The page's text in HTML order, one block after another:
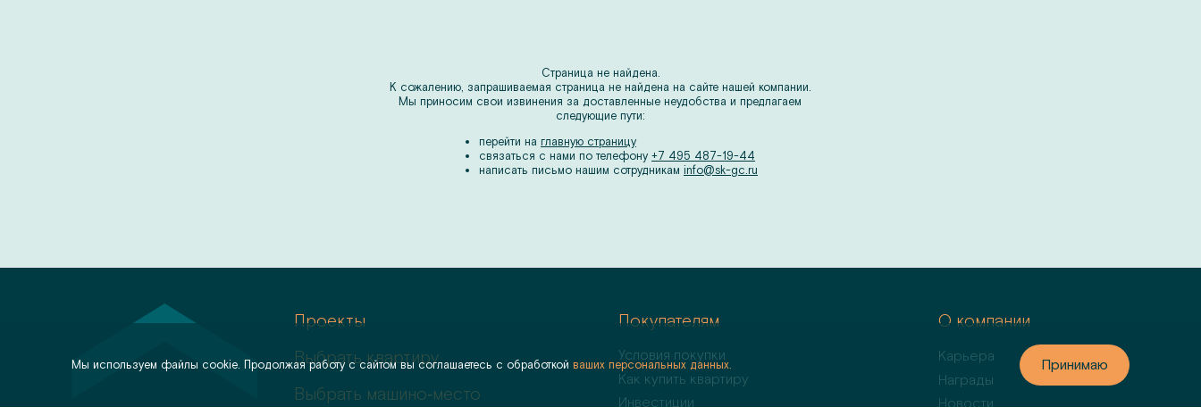
Страница не найдена.
К сожалению, запрашиваемая страница не найдена на сайте нашей компании.
Мы приносим свои извинения за доставленные неудобства и предлагаем
следующие пути:
перейти на главную страницу
связаться с нами по телефону +7 495 487-19-44
написать письмо нашим сотрудникам info@sk-gc.ru
Проекты
Выбрать квартиру
Выбрать машино‑место
Покупателям
Условия покупки
Как купить квартиру
Инвестиции
О компании
Карьера
Награды
Новости
Мы используем файлы cookie. Продолжая работу с сайтом вы соглашаетесь с обработкой ваших персональных данных. Принимаю Принимаю